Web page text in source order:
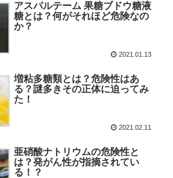
アスパルテーム 果糖ブドウ糖液
糖とは？何がそれほど危険なの
か？
2021.01.13
増粘多糖類とは？危険性はあ
る？謎多きその正体に迫ってみ
た！
2021.02.11
亜硝酸ナトリウムの危険性と
は？発がん性が指摘されてい
る！？